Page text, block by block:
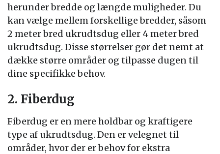
herunder bredde og længde muligheder. Du
kan vælge mellem forskellige bredder, såsom
2 meter bred ukrudtsdug eller 4 meter bred
ukrudtsdug. Disse størrelser gør det nemt at
dække større områder og tilpasse dugen til
dine specifikke behov.
2. Fiberdug
Fiberdug er en mere holdbar og kraftigere
type af ukrudtsdug. Den er velegnet til
områder, hvor der er behov for ekstra